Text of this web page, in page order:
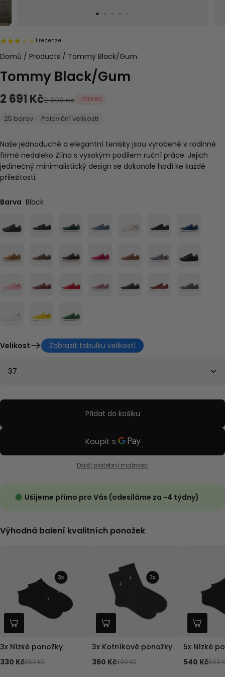
1 recenze
Domů / Products / Tommy Black/Gum
Tommy Black/Gum
2 691 Kč2 990 Kč -299 Kč
25 barev Poloviční velikosti
Naše jednoduché a elegantní tenisky jsou vyrobené v rodinné
firmě nedaleko Zlína s vysokým podílem ruční práce. Jejich
jedinečný minimalistický design se dokonale hodí ke každé
příležitosti.
Barva Black
Velikost Zobrazit tabulku velikostí
37
Přidat do košíku
Další platební možnosti
Ušijeme přímo pro Vás (odesíláme za ~4 týdny)
Výhodná balení kvalitních ponožek
3x Nízké ponožky
330 Kč360 Kč
3x Kotníkové ponožky
360 Kč390 Kč
5x Nízké
540 Kč600